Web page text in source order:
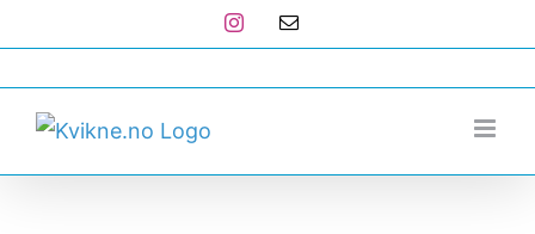
to
content
Instagram
E-